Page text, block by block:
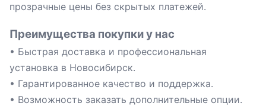
прозрачные цены без скрытых платежей.
Преимущества покупки у нас
• Быстрая доставка и профессиональная
установка в Новосибирск.
• Гарантированное качество и поддержка.
• Возможность заказать дополнительные опции.